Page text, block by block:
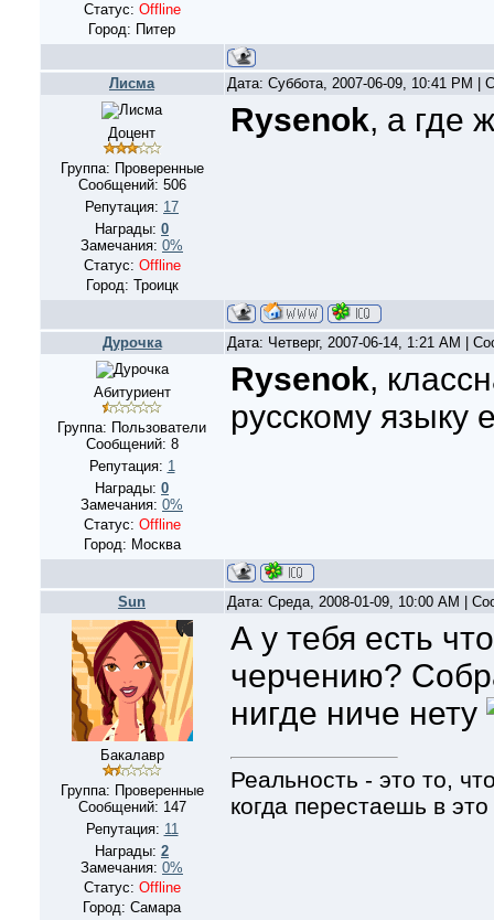
Статус: Offline
Город: Питер
Лисма Дата: Суббота, 2007-06-09, 10:41 PM |
Доцент
Группа: Проверенные
Сообщений: 506
Репутация: 17
Награды: 0
Замечания: 0%
Статус: Offline
Город: Троицк
Rysenok, а где
Дурочка Дата: Четверг, 2007-06-14, 1:21 AM |
Абитуриент
Группа: Пользователи
Сообщений: 8
Репутация: 1
Награды: 0
Замечания: 0%
Статус: Offline
Город: Москва
Rysenok,
русскому языку
Sun Дата: Среда, 2008-01-09, 10:00 AM |
Бакалавр
Группа: Проверенные
Сообщений: 147
Репутация: 11
Награды: 2
Замечания: 0%
Статус: Offline
Город: Самара
А у тебя есть
черчению?
нигде ниче нету
Реальность - это то,
когда перестаешь в